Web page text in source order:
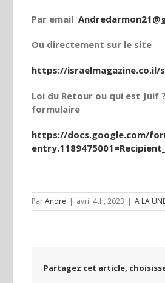
Par email
Ou directement sur le site
https://israelmagazine.co.il/
Loi du Retour ou qui est Juif
formulaire
https://docs.google.com/
ParAndre | avril 4th, 2023 | A LA
Partagez cet article,